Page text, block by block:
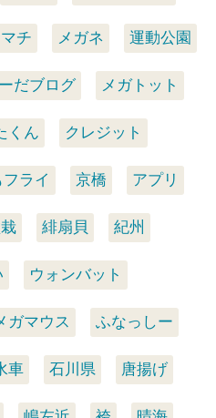
チ メガネ 運動公園
だブログ メガトット
くん クレジット
ライ 京橋 アプリ
緋扇貝 紀州
ウォンバット
ガマウス ふなっしー
車 石川県 唐揚げ